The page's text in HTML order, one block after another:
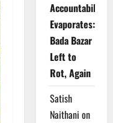
Accountability
Evaporates:
Bada Bazar
Left to
Rot, Again
Satish
Naithani on